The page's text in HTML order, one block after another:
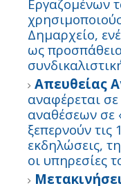
Εργαζομένων
Δημαρχείο,
ως
Απευθείας
αναφέρεται
αναθέσεων σε
ξεπερνούν
εκδηλώσεις,
οι υπηρεσίες